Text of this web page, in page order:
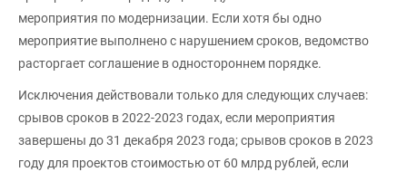
мероприятия по модернизации. Если хотя бы одно
мероприятие выполнено с нарушением сроков, ведомство
расторгает соглашение в одностороннем порядке.
Исключения действовали только для следующих случаев:
срывов сроков в 2022-2023 годах, если мероприятия
завершены до 31 декабря 2023 года; срывов сроков в 2023
году для проектов стоимостью от 60 млрд рублей, если